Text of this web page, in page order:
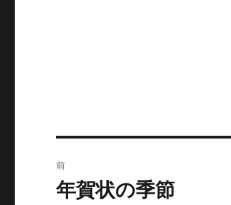
稿
前
前
年賀状の季節